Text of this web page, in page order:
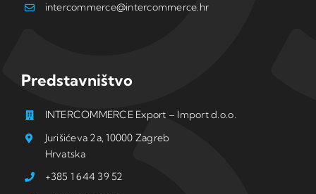
intercommerce@intercommerce.hr
Predstavništvo
INTERCOMMERCE Export – Import d.o.o.
Jurišićeva 2a, 10000 Zagreb
Hrvatska
+385 1 644 39 52